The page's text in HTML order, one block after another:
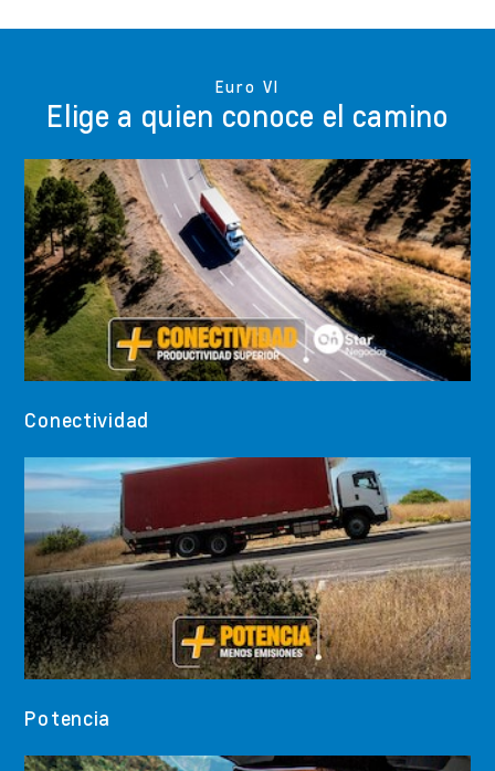
Euro VI
Elige a quien conoce el camino
Conectividad
Potencia